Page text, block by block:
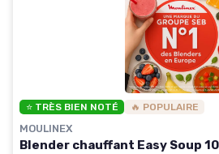
⭐ TRÈS BIEN NOTÉ 🔥 POPULAIRE
MOULINEX
Blender chauffant Easy Soup